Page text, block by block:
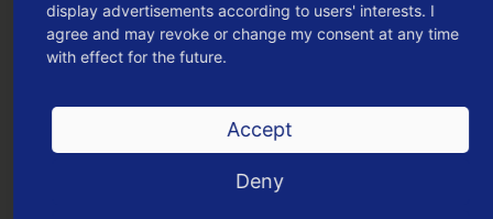
HIER KANNST DU DEN DEIN HASSLOCH G
UTSCHEIN
Haßlocher Geschäften!
ONLINE KAUFEN
display advertisements according to users' interests. I
agree and may revoke or change my consent at any time
with effect for the future.
Accept
Deny